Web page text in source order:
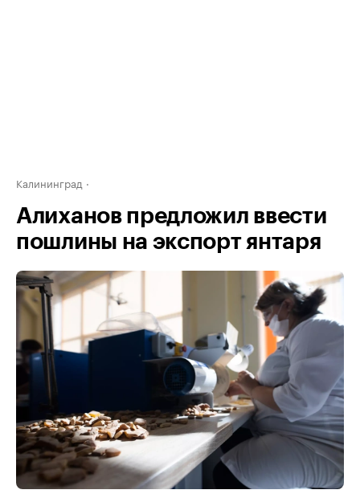
Калининград
Алиханов предложил ввести
пошлины на экспорт янтаря